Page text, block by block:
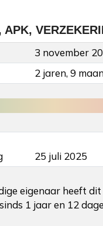
APK,
3 november
2 jaren, 9
25 juli 2025
eigenaar heeft
sinds 1 jaar en 12